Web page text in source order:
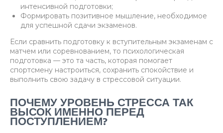
интенсивной подготовки;
Формировать позитивное мышление, необходимое
для успешной сдачи экзаменов.
Если сравнить подготовку к вступительным экзаменам с
матчем или соревнованием, то психологическая
подготовка — это та часть, которая помогает
спортсмену настроиться, сохранить спокойствие и
выполнить свою задачу в стрессовой ситуации.
ПОЧЕМУ УРОВЕНЬ СТРЕССА ТАК
ВЫСОК ИМЕННО ПЕРЕД
ПОСТУПЛЕНИЕМ?